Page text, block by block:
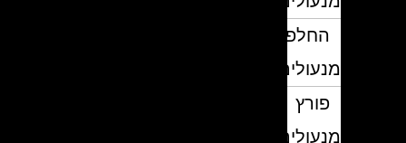
החלפת
מנעולים
פורץ
מנעולים